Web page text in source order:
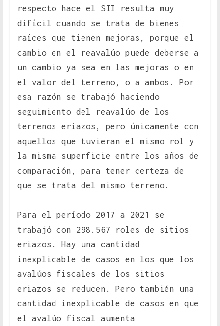
respecto hace el SII resulta muy
difícil cuando se trata de bienes
raíces que tienen mejoras, porque el
cambio en el reavalúo puede deberse a
un cambio ya sea en las mejoras o en
el valor del terreno, o a ambos. Por
esa razón se trabajó haciendo
seguimiento del reavalúo de los
terrenos eriazos, pero únicamente con
aquellos que tuvieran el mismo rol y
la misma superficie entre los años de
comparación, para tener certeza de
que se trata del mismo terreno.
Para el período 2017 a 2021 se
trabajó con 298.567 roles de sitios
eriazos. Hay una cantidad
inexplicable de casos en los que los
avalúos fiscales de los sitios
eriazos se reducen. Pero también una
cantidad inexplicable de casos en que
el avalúo fiscal aumenta